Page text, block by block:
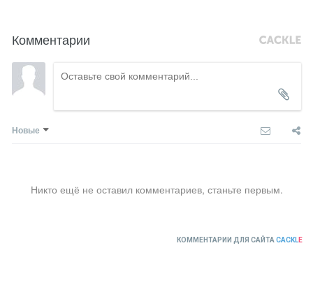
Комментарии
Новые
Никто ещё не оставил комментариев, станьте первым.
КОММЕНТАРИИ ДЛЯ САЙТА CACKLE